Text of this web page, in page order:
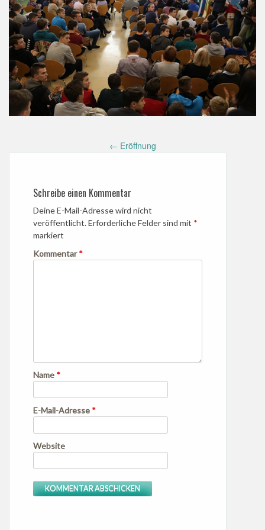
navigation
← Eröffnung
Schreibe einen Kommentar
Deine E-Mail-Adresse wird nicht
veröffentlicht.Erforderliche Felder sind mit *
markiert
Kommentar*
Name *
E-Mail-Adresse *
Website